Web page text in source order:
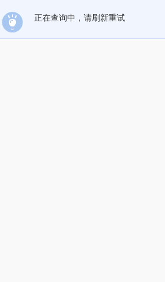
正在查询中，请刷新重试